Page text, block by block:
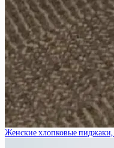
Женские хлопковые